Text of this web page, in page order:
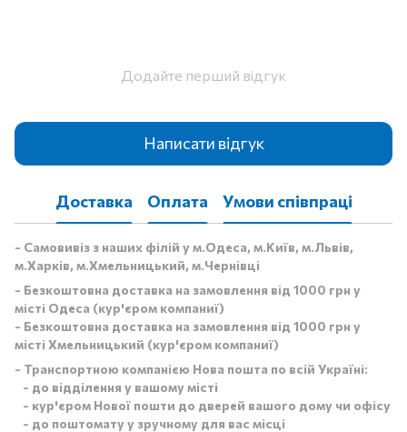
Додайте перший відгук
Написати відгук
Доставка Оплата Умови співпраці
- Самовивіз з наших філій у м.Одеса, м.Київ, м.Львів,
м.Харків, м.Хмельницький, м.Чернівці
- Безкоштовна доставка на замовлення від 1000 грн у
місті Одеса (кур'єром компаниї)
- Безкоштовна доставка на замовлення від 1000 грн у
місті Хмельницький (кур'єром компаниї)
- Транспортною компанією Нова пошта по всій Україні:
- до відділення у вашому місті
- кур'єром Нової пошти до дверей вашого дому чи офісу
- до поштомату у зручному для вас місці